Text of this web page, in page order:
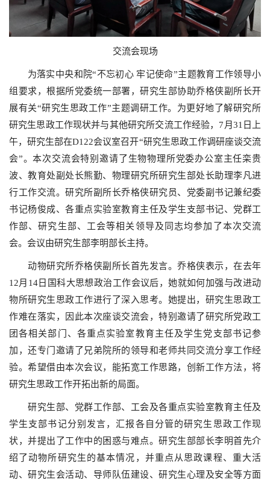
交流会现场
为落实中央和院“不忘初心 牢记使命”主题教育工作领导小
组要求，根据所党委统一部署，研究生部协助乔格侠副所长开
展有关“研究生思政工作”主题调研工作。为更好地了解研究所
研究生思政工作现状并与其他研究所交流工作经验， 7 月31 日上
午，研究生部在D122会议室召开“研究生思政工作调研座谈交流
会”。本次交流会特别邀请了生物物理所党委办公室主任栾贵
波、教育处副处长熊勤、物理研究所研究生部处长助理李凡进
行工作交流。研究所副所长乔格侠研究员、党委副书记兼纪委
书记杨俊成、各重点实验室教育主任及学生支部书记、党群工
作部、研究生部、工会等相关领导及同志均参加了本次交流
会。会议由研究生部李明部长主持。
动物研究所乔格侠副所长首先发言。乔格侠表示，在去年
12月 14日国科大思想政治工作会议后，她就如何加强与改进动
物所研究生思政工作进行了深入思考。她提出，研究生思政工
作难在落实，因此本次座谈交流会，特别邀请了研究所党政工
团各相关部门、各重点实验室教育主任及学生党支部书记参
加，还专门邀请了兄弟院所的领导和老师共同交流分享工作经
验。希望借由本次会议，能拓宽工作思路，创新工作方法，将
研究生思政工作开拓出新的局面。
研究生部、党群工作部、工会及各重点实验室教育主任及
学生支部书记分别发言，汇报各自分管的研究生思政工作现
状，并提出了工作中的困惑与难点。研究生部部长李明首先介
绍了动物所研究生的基本情况，并重点从思政课程、重大活
动、研究生会活动、导师队伍建设、研究生心理及安全等方面